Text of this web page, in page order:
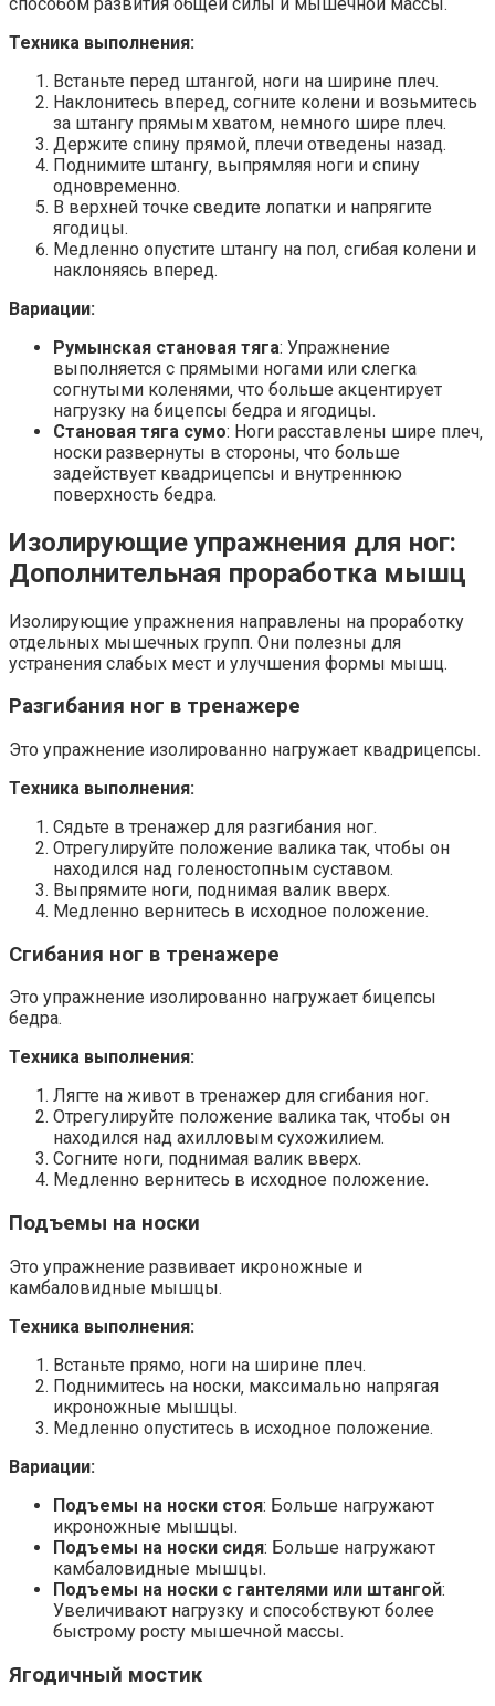
Техника выполнения:
Встаньте перед штангой‚ ноги на ширине плеч.
Наклонитесь вперед‚ согните колени и возьмитесь
за штангу прямым хватом‚ немного шире плеч.
Держите спину прямой‚ плечи отведены назад.
Поднимите штангу‚ выпрямляя ноги и спину
одновременно.
В верхней точке сведите лопатки и напрягите
ягодицы.
Медленно опустите штангу на пол‚ сгибая колени и
наклоняясь вперед.
Вариации:
Румынская становая тяга: Упражнение
выполняется с прямыми ногами или слегка
согнутыми коленями‚ что больше акцентирует
нагрузку на бицепсы бедра и ягодицы.
Становая тяга сумо: Ноги расставлены шире плеч‚
носки развернуты в стороны‚ что больше
задействует квадрицепсы и внутреннюю
поверхность бедра.
Изолирующие упражнения для ног:
Дополнительная проработка мышц
Изолирующие упражнения направлены на проработку
отдельных мышечных групп. Они полезны для
устранения слабых мест и улучшения формы мышц.
Разгибания ног в тренажере
Это упражнение изолированно нагружает квадрицепсы.
Техника выполнения:
Сядьте в тренажер для разгибания ног.
Отрегулируйте положение валика так‚ чтобы он
находился над голеностопным суставом.
Выпрямите ноги‚ поднимая валик вверх.
Медленно вернитесь в исходное положение.
Сгибания ног в тренажере
Это упражнение изолированно нагружает бицепсы
бедра.
Техника выполнения:
Лягте на живот в тренажер для сгибания ног.
Отрегулируйте положение валика так‚ чтобы он
находился над ахилловым сухожилием.
Согните ноги‚ поднимая валик вверх.
Медленно вернитесь в исходное положение.
Подъемы на носки
Это упражнение развивает икроножные и
камбаловидные мышцы.
Техника выполнения:
Встаньте прямо‚ ноги на ширине плеч.
Поднимитесь на носки‚ максимально напрягая
икроножные мышцы.
Медленно опуститесь в исходное положение.
Вариации:
Подъемы на носки стоя: Больше нагружают
икроножные мышцы.
Подъемы на носки сидя: Больше нагружают
камбаловидные мышцы.
Подъемы на носки с гантелями или штангой:
Увеличивают нагрузку и способствуют более
быстрому росту мышечной массы.
Ягодичный мостик